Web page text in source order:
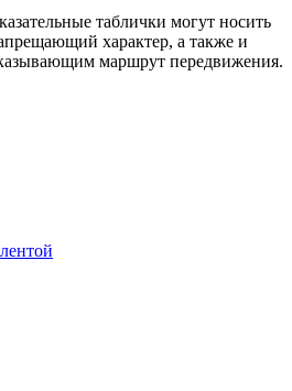
таблички могут носить
характер, а также и
маршрут передвижения.